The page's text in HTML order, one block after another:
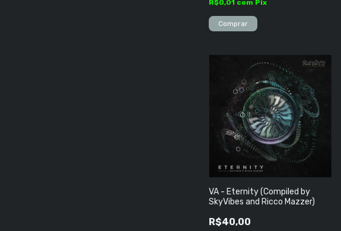
R$0,01 com Pix
VA - Eternity (Compiled by
SkyVibes and Ricco Mazzer)
R$40,00